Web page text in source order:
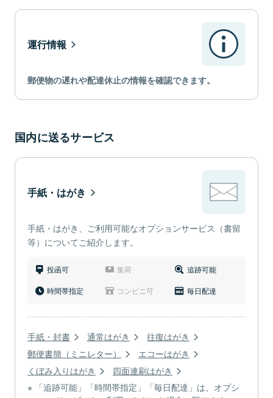
運行情報
郵便物の遅れや配達休止の情報を確認できます。
国内に送るサービス
手紙・はがき
手紙・はがき、ご利用可能なオプションサービス（書留
等）についてご紹介します。
投函可 集荷 追跡可能
時間帯指定 コンビニ可 毎日配達
手紙・封書 通常はがき
往復はがき
郵便書簡（ミニレター）
エコーはがき
くぼみ入りはがき
四面連刷はがき
「追跡可能」「時間帯指定」「毎日配達」は、オプシ